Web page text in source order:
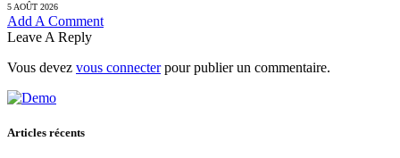
5 AOÛT 2026
Add A Comment
Leave A Reply
Vous devez vous connecterpour publier un commentaire.
Articles récents